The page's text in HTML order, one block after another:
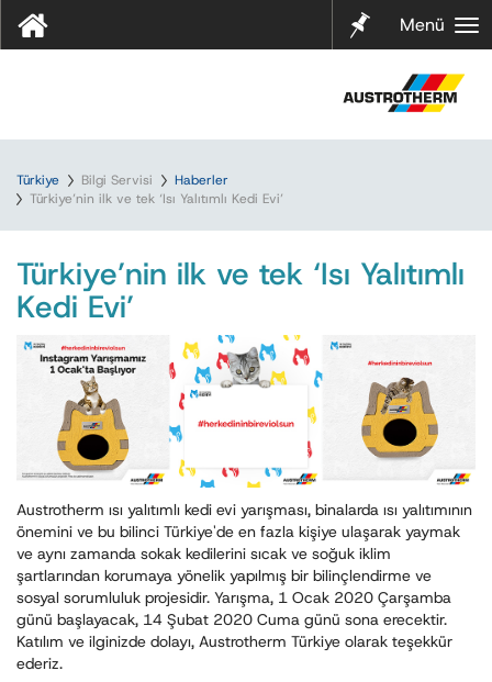
Notları
Menü
Türkiye Bilgi Servisi
Haberler
Türkiye’nin ilk ve tek ‘Isı Yalıtımlı Kedi Evi’
Türkiye’nin ilk ve tek ‘Isı Yalıtımlı
Kedi Evi’
Austrotherm ısı yalıtımlı kedi evi yarışması, binalarda ısı yalıtımının
önemini ve bu bilinci Türkiye'de en fazla kişiye ulaşarak yaymak
ve aynı zamanda sokak kedilerini sıcak ve soğuk iklim
şartlarından korumaya yönelik yapılmış bir bilinçlendirme ve
sosyal sorumluluk projesidir. Yarışma, 1 Ocak 2020 Çarşamba
günü başlayacak, 14 Şubat 2020 Cuma günü sona erecektir.
Katılım ve ilginizde dolayı, Austrotherm Türkiye olarak teşekkür
ederiz.